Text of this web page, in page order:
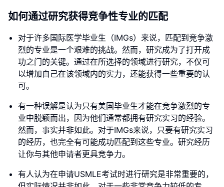
如何通过研究获得竞争性专业的匹配
对于许多国际医学毕业生（IMGs）来说，匹配到竞争激
烈的专业是一个艰难的挑战。然而，研究成为了打开成
功之门的关键。通过在所选择的领域进行研究，不仅可
以增加自己在该领域内的实力，还能获得一些重要的认
可。
有一种误解是认为只有美国毕业生才能在竞争激烈的专
业中脱颖而出，因为他们通常都拥有研究实习的经验。
然而，事实并非如此。对于IMGs来说，只要有研究实习
的经历，也完全有可能成功匹配到这些专业。研究经历
让你与其他申请者更具竞争力。
有人认为在申请USMLE考试时进行研究是非常重要的，